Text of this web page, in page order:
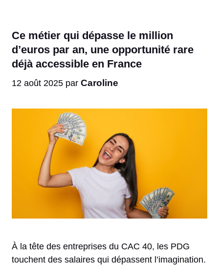
Ce métier qui dépasse le million
d’euros par an, une opportunité rare
déjà accessible en France
12 août 2025 par Caroline
À la tête des entreprises du CAC 40, les PDG
touchent des salaires qui dépassent l’imagination.